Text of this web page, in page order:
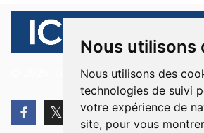
Nous utilisons
Nous utilisons des
technologies de suivi
votre expérience de
site, pour vous
© 2026 Ici Beyrouth. Tous les